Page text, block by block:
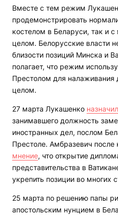
Вместе с тем режим
продемонстрировать
костелом в Беларуси, так и
целом. Белорусские власти
близости позиций Минска и
полагает, что режим
Престолом для налаживания
целом.
27 марта Лукашенко назначил
занимавшего должность
иностранных дел, послом
Престоле. Амбразевич после
мнение, что открытие
представительства в
укрепить позиции во многих
25 марта по решению папы
апостольским нунцием в